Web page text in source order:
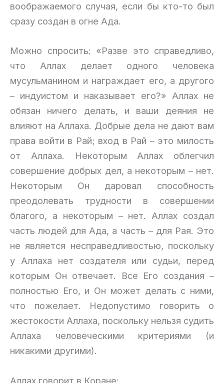
воображаемого случая, если бы кто-то был
сразу создан в огне Ада.
Можно спросить: «Разве это справедливо,
что Аллах делает одного человека
мусульманином и награждает его, а другого
– индуистом и наказывает его?» Аллах не
обязан ничего делать, и ваши деяния не
влияют на Аллаха. Добрые дела не дают вам
права войти в Рай; вход в Рай – это милость
от Аллаха. Некоторым Аллах облегчил
совершение добрых дел, а некоторым – нет.
Некоторым Он даровал способность
преодолевать трудности в совершении
благого, а некоторым – нет. Аллах создал
часть людей для Ада, а часть – для Рая. Это
не является несправедливостью, поскольку
у Аллаха нет создателя или судьи, перед
которым Он отвечает. Все Его создания –
полностью Его, и Он может делать с ними,
что пожелает. Недопустимо говорить о
жестокости Аллаха, поскольку нельзя судить
Аллаха человеческими критериями (и
никакими другими).
Аллах говорит в Коране: